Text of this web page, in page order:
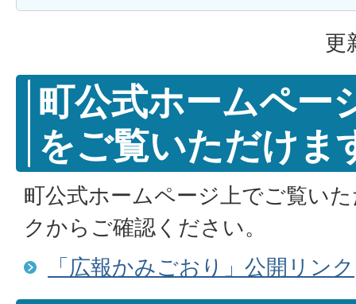
更
町公式ホームペー
をご覧いただけま
町公式ホームページ上でご覧い
クからご確認ください。
「広報かみごおり」公開リンク